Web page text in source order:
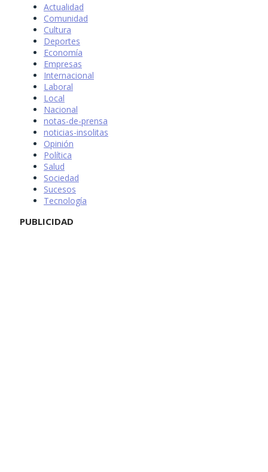
Actualidad
Comunidad
Cultura
Deportes
Economía
Empresas
Internacional
Laboral
Local
Nacional
notas-de-prensa
noticias-insolitas
Opinión
Política
Salud
Sociedad
Sucesos
Tecnología
PUBLICIDAD